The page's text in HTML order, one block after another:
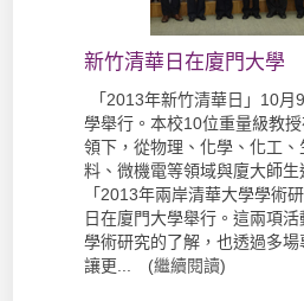
新竹清華日在廈門大學
「2013年新竹清華日」10月
學舉行。本校10位重量級教
領下，從物理、化學、化工
料、微機電等領域與廈大師生
「2013年兩岸清華大學學術
日在廈門大學舉行。這兩項
學術研究的了解，也透過多場
讓更... (繼續閱讀)